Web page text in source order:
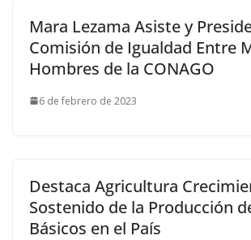
Mara Lezama Asiste y
Comisión de Igualdad Entre
Hombres de la CONAGO
6 de febrero de 2023
Destaca Agricultura
Sostenido de la Producción
Básicos en el País